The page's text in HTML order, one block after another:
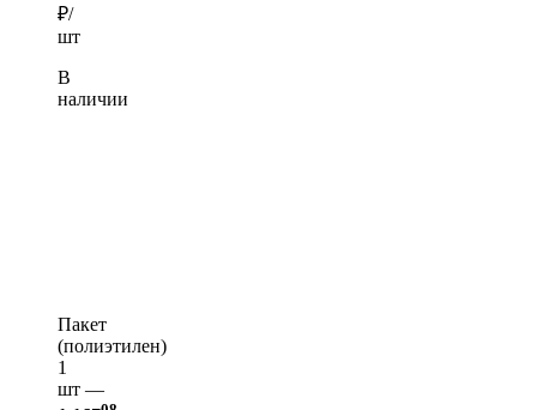
₽/
шт
В
наличии
Пакет
(полиэтилен)
1
шт —